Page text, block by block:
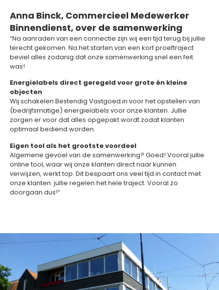
Anna Binck, Commercieel Medewerker
Binnendienst, over de samenwerking
“Na aanraden van een connectie zijn wij een tijd terug bij jullie
terecht gekomen. Na het starten van een kort proeftraject
beviel alles zodanig dat onze samenwerking snel een feit
was!
Energielabels direct geregeld voor grote én kleine
objecten
Wij schakelen Bestendig Vastgoed in voor het opstellen van
(bedrijfsmatige) energielabels voor onze klanten. Jullie
zorgen er voor dat alles opgepakt wordt zodat klanten
optimaal bediend worden.
Eigen tool als het grootste voordeel
Algemene gevoel van de samenwerking? Goed! Vooral jullie
online tool, waar wij onze klanten direct naar kunnen
verwijzen, werkt top. Dit bespaart ons veel tijd in contact met
onze klanten: jullie regelen het hele traject. Vooral zo
doorgaan dus!”